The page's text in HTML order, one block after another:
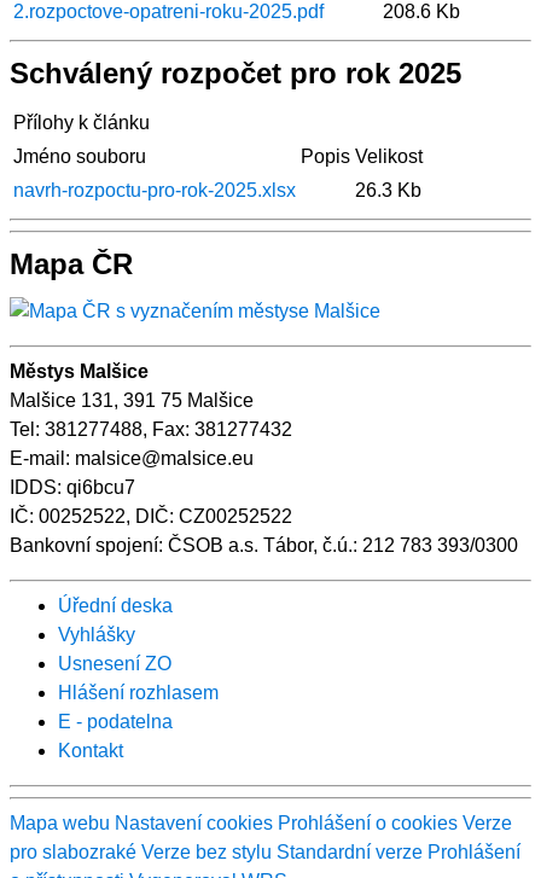
2.rozpoctove-opatreni-roku-2025.pdf
208.6 Kb
Schválený rozpočet pro rok 2025
Přílohy k článku
Jméno souboru
Popis Velikost
navrh-rozpoctu-pro-rok-2025.xlsx
26.3 Kb
Mapa ČR
Městys Malšice
Malšice 131, 391 75 Malšice
Tel: 381277488, Fax: 381277432
E-mail: malsice@malsice.eu
IDDS: qi6bcu7
IČ: 00252522, DIČ: CZ00252522
Bankovní spojení: ČSOB a.s. Tábor, č.ú.: 212 783 393/0300
Úřední deska
Vyhlášky
Usnesení ZO
Hlášení rozhlasem
E - podatelna
Kontakt
Mapa webu Nastavení cookies Prohlášení o cookies Verze
pro slabozraké Verze bez stylu Standardní verze Prohlášení